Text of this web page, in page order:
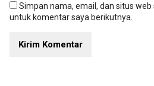
Simpan nama, email, dan situs
untuk komentar saya berikutnya.